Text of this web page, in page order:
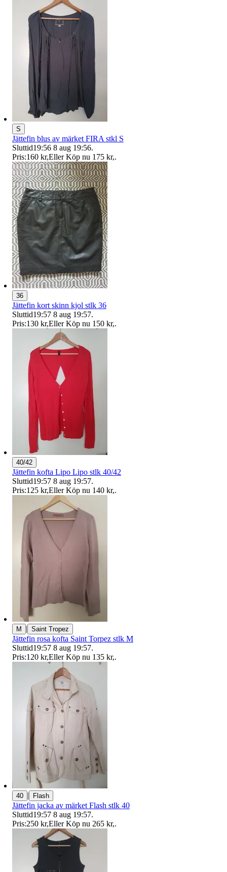
S
Jättefin blus av märket FIRA stkl S
Sluttid19:56 8 aug 19:56.
Pris:160 kr,Eller Köp nu 175 kr,.
36
Jättefin kort skinn kjol stlk 36
Sluttid19:57 8 aug 19:57.
Pris:130 kr,Eller Köp nu 150 kr,.
40/42
Jättefin kofta Lipo Lipo stlk 40/42
Sluttid19:57 8 aug 19:57.
Pris:125 kr,Eller Köp nu 140 kr,.
M | Saint Tropez
Jättefin rosa kofta Saint Torpez stlk M
Sluttid19:57 8 aug 19:57.
Pris:120 kr,Eller Köp nu 135 kr,.
40 | Flash
Jättefin jacka av märket Flash stlk 40
Sluttid19:57 8 aug 19:57.
Pris:250 kr,Eller Köp nu 265 kr,.